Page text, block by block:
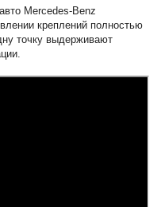
Mercedes-Benz
креплений полностью
точку выдерживают